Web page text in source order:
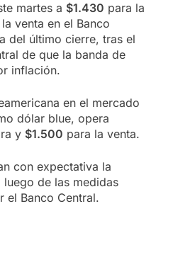
martes a $1.430 para la
venta en el Banco
del último cierre, tras el
de que la banda de
inflación.
en el mercado
dólar blue, opera
y $1.500 para la venta.
con expectativa la
de las medidas
el Banco Central.